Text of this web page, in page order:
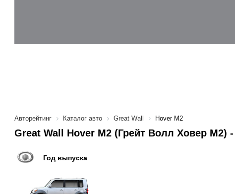
Авторейтинг Каталог авто Great Wall Hover M2
Great Wall Hover M2 (Грейт Волл Ховер M2)
Год выпуска